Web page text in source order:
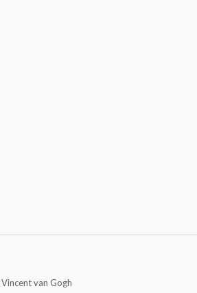
Vincent van Gogh